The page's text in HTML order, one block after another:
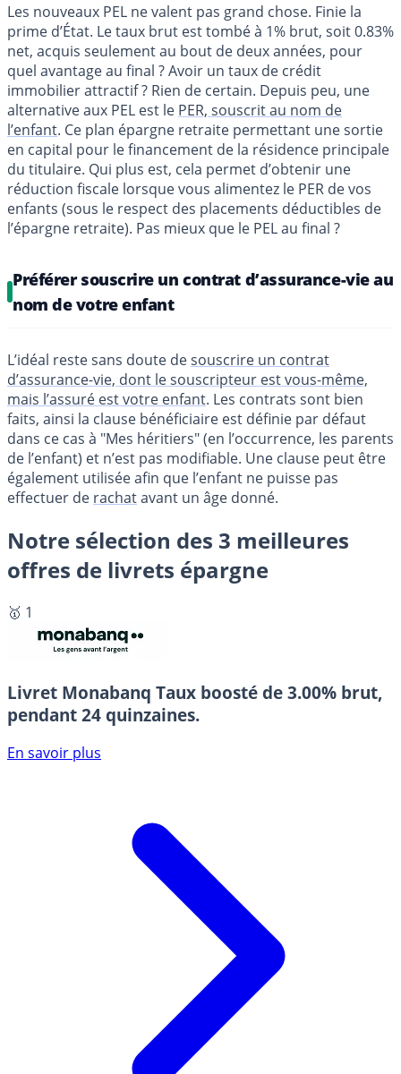
Les nouveaux PEL ne valent pas grand chose. Finie la
prime d’État. Le taux brut est tombé à 1% brut, soit 0.83%
net, acquis seulement au bout de deux années, pour
quel avantage au final ? Avoir un taux de crédit
immobilier attractif ? Rien de certain. Depuis peu, une
alternative aux PEL est le PER, souscrit au nom de
l’enfant. Ce plan épargne retraite permettant une sortie
en capital pour le financement de la résidence principale
du titulaire. Qui plus est, cela permet d’obtenir une
réduction fiscale lorsque vous alimentez le PER de vos
enfants (sous le respect des placements déductibles de
l’épargne retraite). Pas mieux que le PEL au final ?
Préférer souscrire un contrat d’assurance-vie au
nom de votre enfant
L’idéal reste sans doute desouscrire un contrat
d’assurance-vie, dont le souscripteur est vous-même,
mais l’assuré est votre enfant. Les contrats sont bien
faits, ainsi la clause bénéficiaire est définie par défaut
dans ce cas à "Mes héritiers" (en l’occurrence, les parents
de l’enfant) et n’est pas modifiable. Une clause peut être
également utilisée afin que l’enfant ne puisse pas
effectuer de rachatavant un âge donné.
Notre sélection des 3 meilleures
offres de livrets épargne
🥇 1
Livret Monabanq Taux boosté de 3.00% brut,
pendant 24 quinzaines.
En savoir plus